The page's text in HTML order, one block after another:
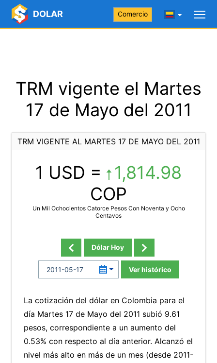
DOLAR Comercio
TRM vigente el Martes
17 de Mayo del 2011
TRM VIGENTE AL MARTES 17 DE MAYO DEL 2011
1 USD =
1,814.98
COP
Un Mil Ochocientos Catorce Pesos Con Noventa y Ocho
Centavos
Dólar Hoy
Ver histórico
La cotización del dólar en Colombia para el
día Martes 17 de Mayo del 2011 subió 9.61
pesos, correspondiente a un aumento del
0.53% con respecto al día anterior. Alcanzó el
nivel más alto en más de un mes (desde 2011-